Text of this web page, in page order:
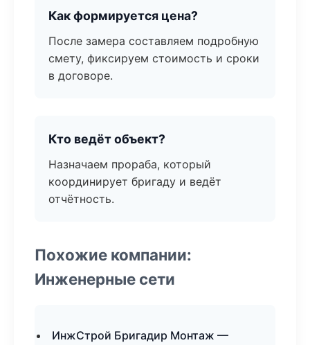
Как формируется цена?
После замера составляем подробную
смету, фиксируем стоимость и сроки
в договоре.
Кто ведёт объект?
Назначаем прораба, который
координирует бригаду и ведёт
отчётность.
Похожие компании:
Инженерные сети
ИнжСтрой Бригадир Монтаж —